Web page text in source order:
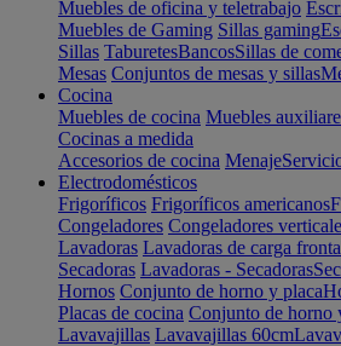
Muebles de oficina y teletrabajo
Muebles de Gaming Sillas gaming
Sillas TaburetesBancosSillas de
Mesas Conjuntos de mesas y sillas
Cocina
Muebles de cocina Muebles
Cocinas a medida
Accesorios de cocina Menaje
Electrodomésticos
Frigoríficos Frigoríficos americanos
Congeladores Congeladores
Lavadoras Lavadoras de carga
Secadoras Lavadoras - Secadoras
Hornos Conjunto de horno y placa
Placas de cocina Conjunto de horno
Lavavajillas Lavavajillas 60cm